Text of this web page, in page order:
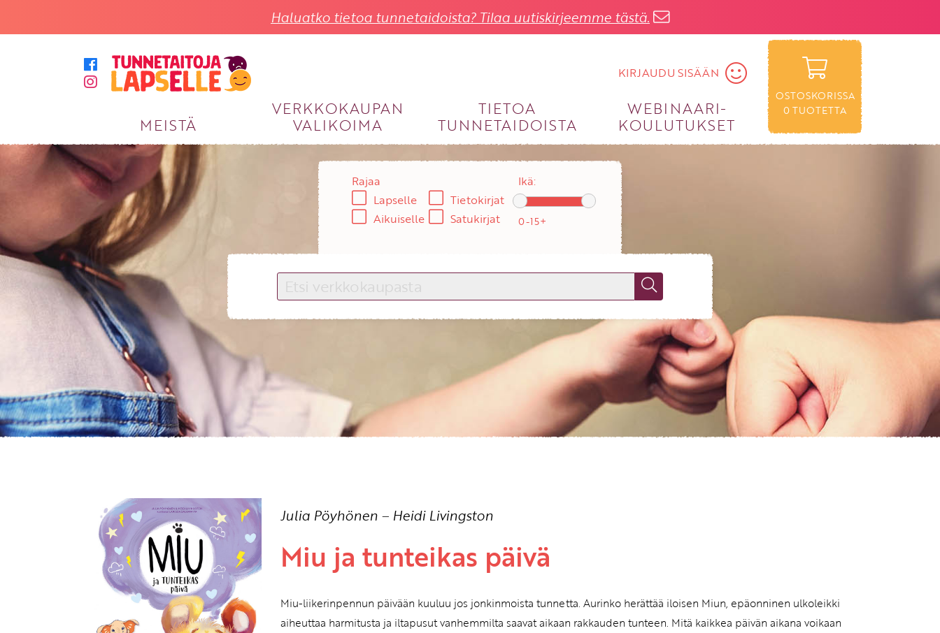
Haluatko tietoa tunnetaidoista? Tilaa uutiskirjeemme tästä.
KIRJAUDU SISÄÄN
MEISTÄ
VERKKOKAUPAN
VALIKOIMA
TIETOA
TUNNETAIDOISTA
WEBINAARI­
KOULUTUKSET
OSTOSKORISSA
0TUOTETTA
KIRJAUDU SISÄÄN
Käyttäjätunnus
Salasana
Unohtuiko salasana?
KIRJAUDU SISÄÄN
Etkö ole vielä asiakkaamme?
Luo asiakastili tästä!
Rajaa
Lapselle
Aikuiselle
Tietokirjat
Satukirjat
Ikä:
Julia Pöyhönen – Heidi Livingston
Miu ja tunteikas päivä
Miu-liikerinpennun päivään kuuluu jos jonkinmoista tunnetta. Aurinko herättää iloisen Miun, epäonninen ulkoleikki
aiheuttaa harmitusta ja iltapusut vanhemmilta saavat aikaan rakkauden tunteen. Mitä kaikkea päivän aikana voikaan